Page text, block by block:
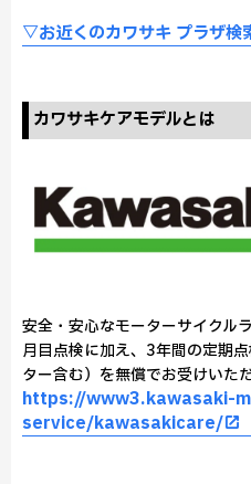
▽お近くのカワサキ プラザ検
カワサキケアモデルとは
安全・安心なモーターサイクル
月目点検に加え、3年間の定期
ター含む）を無償でお受けいた
https://www3.kawasaki-
service/kawasakicare/